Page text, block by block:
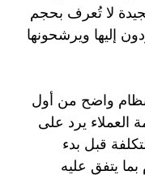
لا تُعرف بحجم
إليها ويرشحونها
واضح من أول
يرد على
قبل بدء
يتفق عليه